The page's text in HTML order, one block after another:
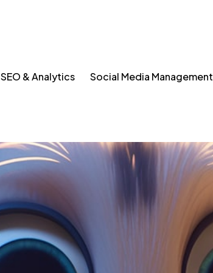
SEO & Analytics Social Media Management